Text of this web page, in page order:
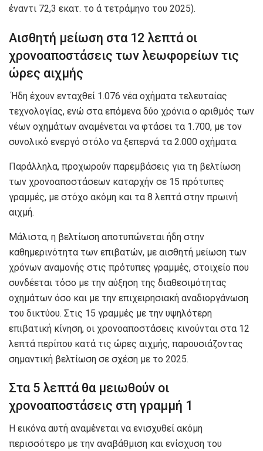
έναντι 72,3 εκατ. το ά τετράμηνο του 2025).
Αισθητή μείωση στα 12 λεπτά οι
χρονοαποστάσεις των λεωφορείων τις
ώρες αιχμής
Ήδη έχουν ενταχθεί 1.076 νέα οχήματα τελευταίας
τεχνολογίας, ενώ στα επόμενα δύο χρόνια ο αριθμός των
νέων οχημάτων αναμένεται να φτάσει τα 1.700, με τον
συνολικό ενεργό στόλο να ξεπερνά τα 2.000 οχήματα.
Παράλληλα, προχωρούν παρεμβάσεις για τη βελτίωση
των χρονοαποστάσεων καταρχήν σε 15 πρότυπες
γραμμές, με στόχο ακόμη και τα 8 λεπτά στην πρωινή
αιχμή.
Μάλιστα, η βελτίωση αποτυπώνεται ήδη στην
καθημερινότητα των επιβατών, με αισθητή μείωση των
χρόνων αναμονής στις πρότυπες γραμμές, στοιχείο που
συνδέεται τόσο με την αύξηση της διαθεσιμότητας
οχημάτων όσο και με την επιχειρησιακή αναδιοργάνωση
του δικτύου. Στις 15 γραμμές με την υψηλότερη
επιβατική κίνηση, οι χρονοαποστάσεις κινούνται στα 12
λεπτά περίπου κατά τις ώρες αιχμής, παρουσιάζοντας
σημαντική βελτίωση σε σχέση με το 2025.
Στα 5 λεπτά θα μειωθούν οι
χρονοαποστάσεις στη γραμμή 1
Η εικόνα αυτή αναμένεται να ενισχυθεί ακόμη
περισσότερο με την αναβάθμιση και ενίσχυση του